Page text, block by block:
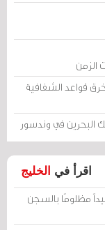
الزمن
قواعد الشفافية
البحرين في وندسور
اقرأ في الخليج
مظلومًا بالسجن